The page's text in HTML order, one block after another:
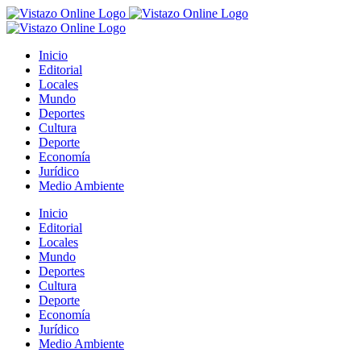
Saltar
al
Inicio
Editorial
Locales
Mundo
Deportes
Cultura
Deporte
Economía
Jurídico
Medio Ambiente
Inicio
Editorial
Locales
Mundo
Deportes
Cultura
Deporte
Economía
Jurídico
Medio Ambiente